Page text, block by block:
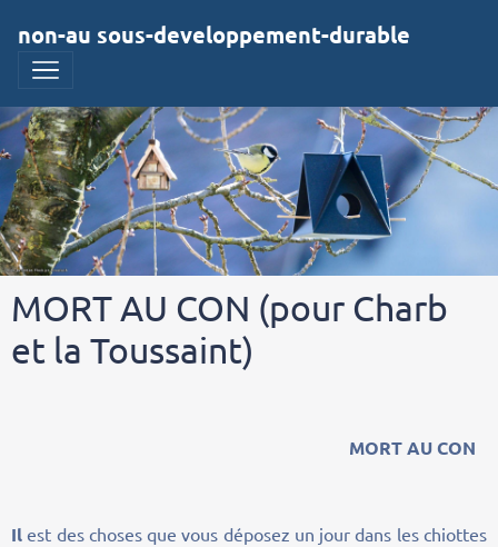
non-au sous-developpement-durable
MORT AU CON (pour Charb
et la Toussaint)
MORT AU CON
Il est des choses que vous déposez un jour dans les chiottes